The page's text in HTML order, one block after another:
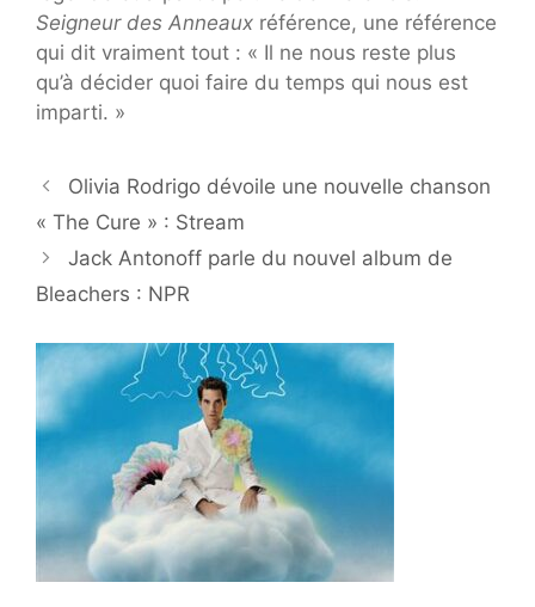
Seigneur des Anneaux référence, une référence
qui dit vraiment tout : « Il ne nous reste plus
qu’à décider quoi faire du temps qui nous est
imparti. »
Olivia Rodrigo dévoile une nouvelle chanson
« The Cure » : Stream
Jack Antonoff parle du nouvel album de
Bleachers : NPR